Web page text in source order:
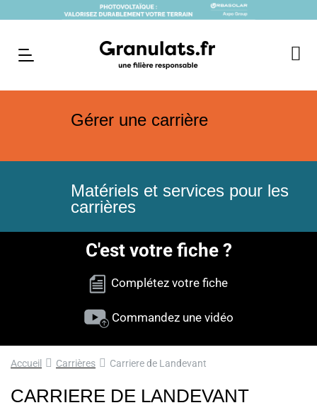
Gérer une carrière
Matériels et services pour les
carrières
C'est votre fiche ?
Complétez votre fiche
Commandez une vidéo
Accueil Carrières Carriere de Landevant
CARRIERE DE LANDEVANT